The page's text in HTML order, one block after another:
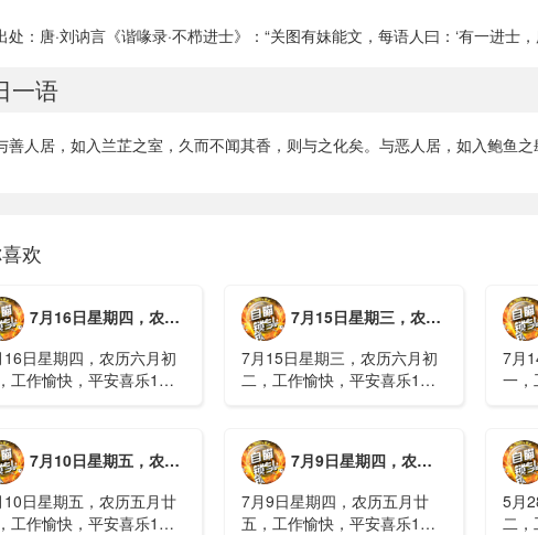
处：唐·刘讷言《谐喙录·不栉进士》：“关图有妹能文，每语人曰：‘有一进士，
一语
善人居，如入兰芷之室，久而不闻其香，则与之化矣。与恶人居，如入鲍鱼
欢
7月16日星期四，农历六月初三，工作愉快，平安喜乐
16日星期四，农历六月初
工作愉快，平安喜乐1、
争或升级，特朗普召集会
论大规模进攻3、深圳一
楼加装......
7月15日星期三，农历六月初二，工作愉快，平安喜乐
7月15日星期三，农历六月初
二，工作愉快，平安喜乐1、
案2、全球首款实体瘤CAR-T
细胞治疗走向临床，上海多家
医院开......
7月
一，
停
计
治
7月10日星期五，农历五月廿六，工作愉快，平安喜乐
10日星期五，农历五月廿
工作愉快，平安喜乐1、
7月9日星期四，农历五月廿五，工作愉快，平安喜乐
7月9日星期四，农历五月廿
五，工作愉快，平安喜乐1、
5月
二